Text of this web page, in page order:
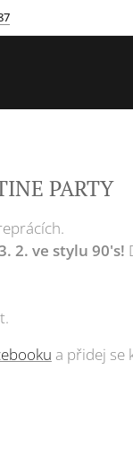
PARTY 🎶
2. ve stylu 90's!
a přidej se